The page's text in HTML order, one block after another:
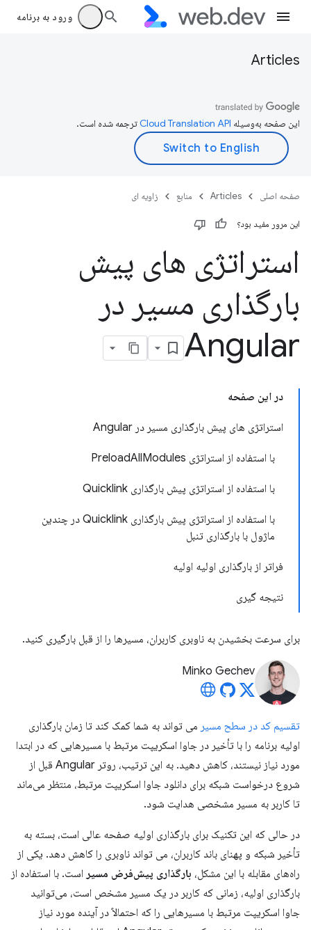
ورود به برنامه
Articles
این صفحه به‌وسیله ترجمه شده است.
صفحه اصلی Articles منابع زاویه ای
این مرور مفید بود؟
استراتژی های پیش
بارگذاری مسیر در
Angular
در این صفحه
استراتژی های پیش بارگذاری مسیر در Angular
با استفاده از استراتژی PreloadAllModules
با استفاده از استراتژی پیش بارگذاری Quicklink
با استفاده از استراتژی پیش بارگذاری Quicklink در چندین
ماژول با بارگذاری تنبل
فراتر از بارگذاری اولیه اولیه
نتیجه گیری
برای سرعت بخشیدن به ناوبری کاربران، مسیرها را از قبل بارگیری کنید.
Minko Gechev
تقسیم کد در سطح مسیر می تواند به شما کمک کند تا زمان بارگذاری
اولیه برنامه را با تأخیر در جاوا اسکریپت مرتبط با مسیرهایی که در ابتدا
مورد نیاز نیستند، کاهش دهید. به این ترتیب، روتر Angular قبل از
شروع درخواست شبکه برای دانلود جاوا اسکریپت مرتبط، منتظر می‌ماند
تا کاربر به مسیر مشخصی هدایت شود.
در حالی که این تکنیک برای بارگذاری اولیه صفحه عالی است، بسته به
تأخیر شبکه و پهنای باند کاربران، می تواند ناوبری را کاهش دهد. یکی از
راه‌های مقابله با این مشکل، بارگذاری پیش‌فرض مسیر است. با استفاده از
بارگذاری اولیه، زمانی که کاربر در یک مسیر مشخص است، می‌توانید
جاوا اسکریپت مرتبط با مسیرهایی را که احتمالاً در آینده مورد نیاز